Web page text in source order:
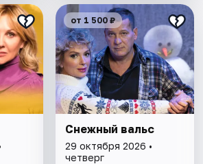
от 1 500 ₽
Снежный вальс
29 октября 2026 •
четверг